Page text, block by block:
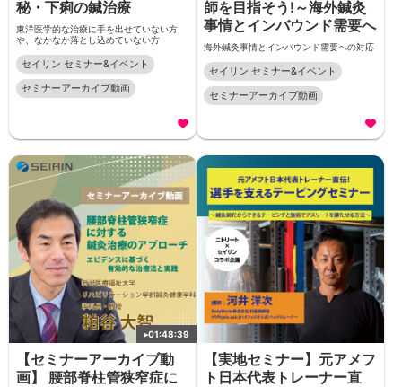
秘・下痢の鍼治療
東洋医学的な治療に手を出せていない方
や、なかなか落とし込めていない方
セイリン セミナー&イベント
セミナーアーカイブ動画
師を目指そう!～海外鍼灸
事情とインバウンド需要へ
海外鍼灸事情とインバウンド需要への対応
セイリン セミナー&イベント
セミナーアーカイブ動画
▸01:48:39
【セミナーアーカイブ動
画】 腰部脊柱管狭窄症に
【実地セミナー】元アメフ
ト日本代表トレーナー直